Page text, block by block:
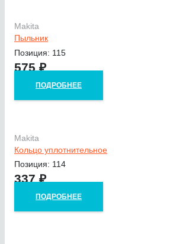
Makita
Пыльник
Позиция: 115
575₽
ПОДРОБНЕЕ
Makita
Кольцо уплотнительное
Позиция: 114
337₽
ПОДРОБНЕЕ